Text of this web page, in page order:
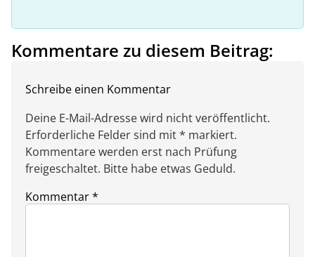
Kommentare zu diesem Beitrag:
Schreibe einen Kommentar
Deine E-Mail-Adresse wird nicht veröffentlicht.
Erforderliche Felder sind mit * markiert.
Kommentare werden erst nach Prüfung
freigeschaltet. Bitte habe etwas Geduld.
Kommentar*